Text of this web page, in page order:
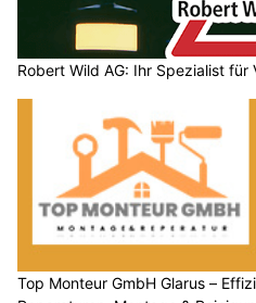
Robert Wild AG: Ihr Spezialist für
Top Monteur GmbH Glarus –